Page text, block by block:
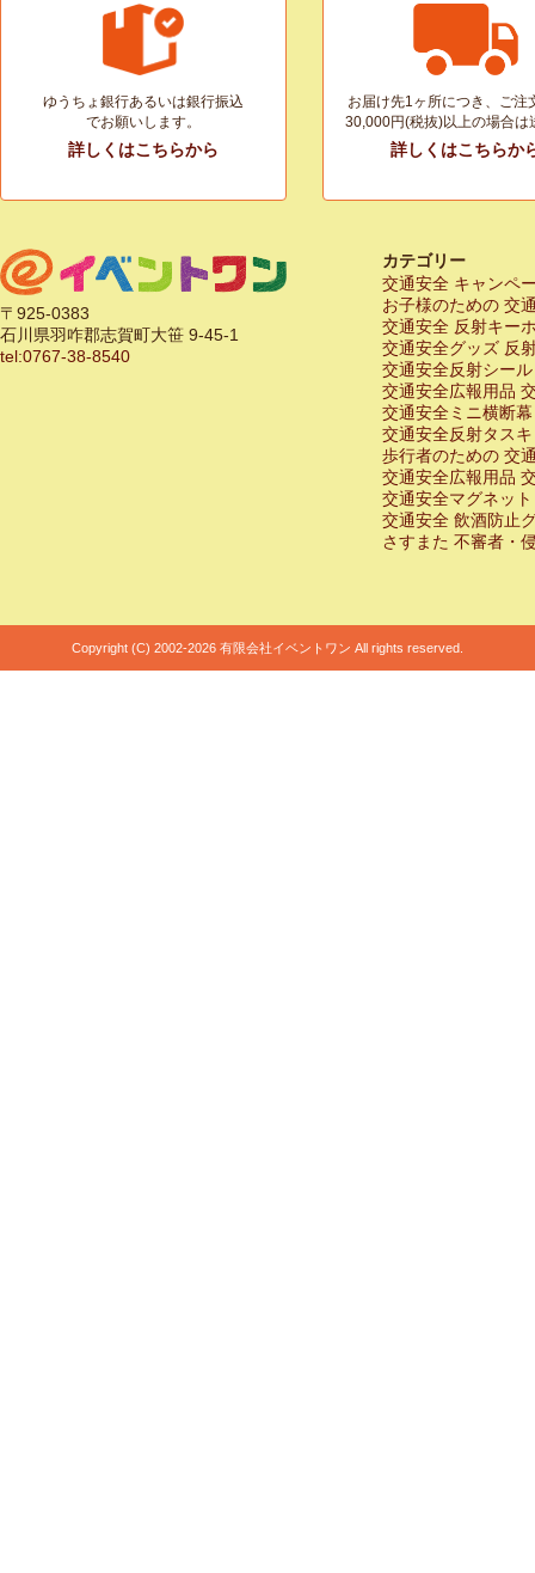
ゆうちょ銀行あるいは銀行振込
でお願いします。
詳しくはこちらから
お届け先1ヶ所につき、ご注
30,000円(税抜)以上の場合は
詳しくはこちらか
〒925-0383
石川県羽咋郡志賀町大笹 9-45-1
tel:0767-38-8540
カテゴリー
交通安全 キャンペ
お子様のための 交
交通安全 反射キー
交通安全グッズ 反
交通安全反射シール
交通安全広報用品
交通安全ミニ横断
交通安全反射タスキ
歩行者のための 交
交通安全広報用品
交通安全マグネット
交通安全 飲酒防止
さすまた 不審者・
Copyright (C) 2002-2026 有限会社イベントワン All rights reserved.